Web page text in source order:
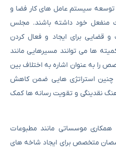
توسعه سیستم عامل های کار فضا و
منفعل خود داشته باشند. مجلس
قضایی برای ایجاد و فعال کردن
ها می توانند مسیرهایی مانند
را به عنوان اشاره به اختلاف بین
چنین استراتژی هایی ضمن کاهش
نقدینگی و تقویت رسانه ها کمک
موسساتی مانند مطبوعات
متخصص برای ایجاد شاخه های